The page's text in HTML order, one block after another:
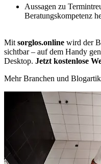
Aussagen zu
Beratungskompetenz
Mit sorglos.online wird der
sichtbar – auf dem Handy
Desktop. Jetzt kostenlose
Mehr Branchen und